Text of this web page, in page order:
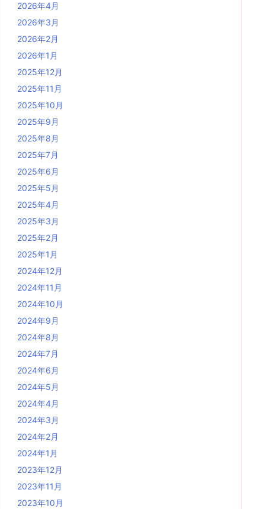
2026年4月
2026年3月
2026年2月
2026年1月
2025年12月
2025年11月
2025年10月
2025年9月
2025年8月
2025年7月
2025年6月
2025年5月
2025年4月
2025年3月
2025年2月
2025年1月
2024年12月
2024年11月
2024年10月
2024年9月
2024年8月
2024年7月
2024年6月
2024年5月
2024年4月
2024年3月
2024年2月
2024年1月
2023年12月
2023年11月
2023年10月